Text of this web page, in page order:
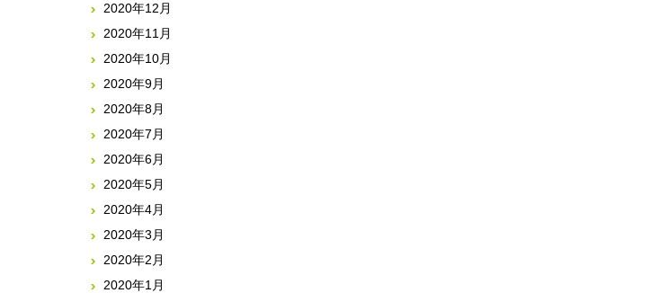
2020年12月
2020年11月
2020年10月
2020年9月
2020年8月
2020年7月
2020年6月
2020年5月
2020年4月
2020年3月
2020年2月
2020年1月